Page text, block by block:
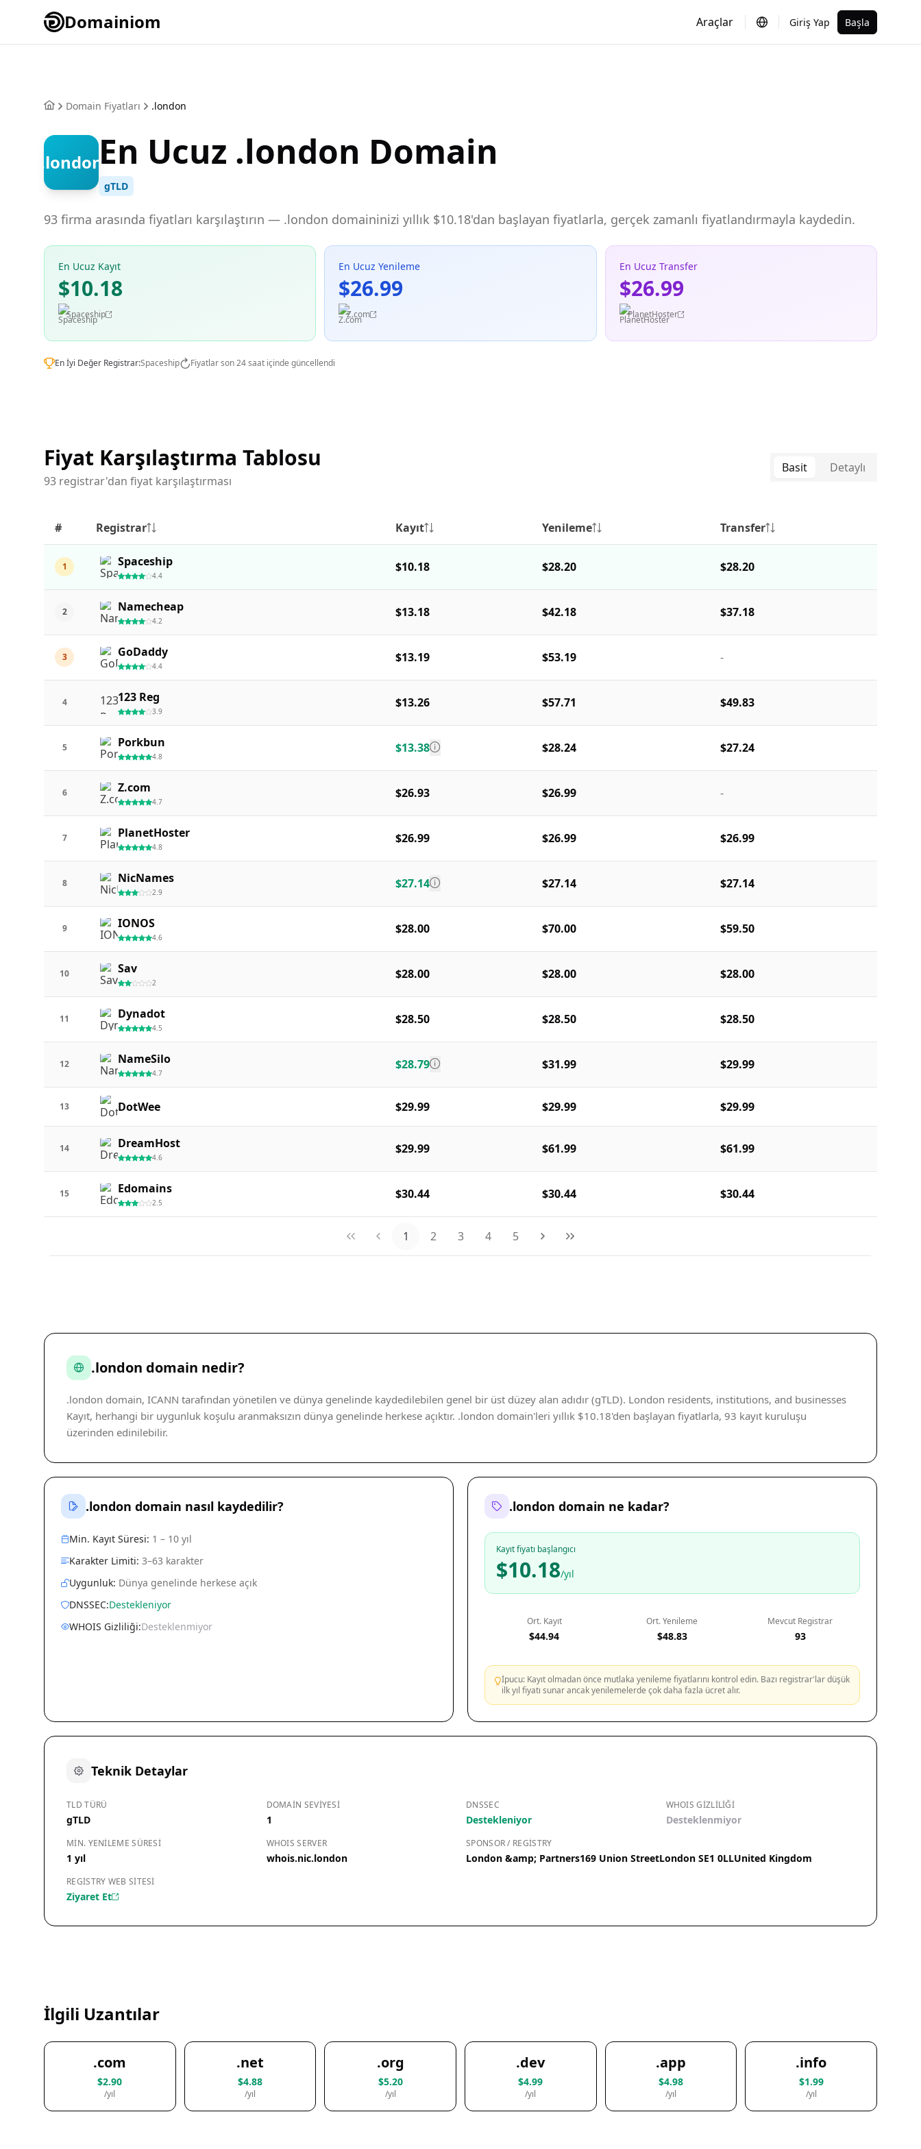
Domainiom Araçlar Giriş Yap Başla
Domain Fiyatları .london
.londonEn Ucuz .london Domain
gTLD
93 firma arasında fiyatları karşılaştırın — .london domaininizi yıllık $10.18'dan başlayan fiyatlarla, gerçek zamanlı fiyatlandırmayla kaydedin.
En Ucuz Kayıt
$10.18
Spaceship
En Ucuz Yenileme
$26.99
Z.com
En Ucuz Transfer
$26.99
PlanetHoster
En İyi Değer Registrar:Spaceship Fiyatlar son 24 saat içinde güncellendi
Fiyat Karşılaştırma Tablosu
93 registrar'dan fiyat karşılaştırması
Basit Detaylı
# Registrar Kayıt Yenileme Transfer
1 Spaceship
4.4
$10.18 $28.20 $28.20
2 Namecheap
4.2
$13.18 $42.18 $37.18
3 GoDaddy
4.4
$13.19 $53.19 -
4 123 Reg
3.9
$13.26 $57.71 $49.83
5 Porkbun
4.8
$13.38 $28.24 $27.24
6 Z.com
4.7
$26.93 $26.99 -
7 PlanetHoster
4.8
$26.99 $26.99 $26.99
8 NicNames
2.9
$27.14 $27.14 $27.14
9 IONOS
4.6
$28.00 $70.00 $59.50
10 Sav
2
$28.00 $28.00 $28.00
11 Dynadot
4.5
$28.50 $28.50 $28.50
12 NameSilo
4.7
$28.79 $31.99 $29.99
13 DotWee $29.99 $29.99 $29.99
14 DreamHost
4.6
$29.99 $61.99 $61.99
15 Edomains
2.5
$30.44 $30.44 $30.44
1 2 3 4 5
.london domain nedir?
.london domain, ICANN tarafından yönetilen ve dünya genelinde kaydedilebilen genel bir üst düzey alan adıdır (gTLD). London residents, institutions, and businesses
Kayıt, herhangi bir uygunluk koşulu aranmaksızın dünya genelinde herkese açıktır. .london domain'leri yıllık $10.18'den başlayan fiyatlarla, 93 kayıt kuruluşu
üzerinden edinilebilir.
.london domain nasıl kaydedilir?
Min. Kayıt Süresi: 1 – 10 yıl
Karakter Limiti: 3–63 karakter
Uygunluk: Dünya genelinde herkese açık
DNSSEC:Destekleniyor
WHOIS Gizliliği:Desteklenmiyor
.london domain ne kadar?
Kayıt fiyatı başlangıcı
$10.18/yıl
Ort. Kayıt
$44.94
Ort. Yenileme
$48.83
Mevcut Registrar
93
İpucu: Kayıt olmadan önce mutlaka yenileme fiyatlarını kontrol edin. Bazı registrar'lar düşük
ilk yıl fiyatı sunar ancak yenilemelerde çok daha fazla ücret alır.
Teknik Detaylar
TLD TÜRÜ
gTLD
DOMAIN SEVIYESI
1
DNSSEC
Destekleniyor
WHOIS GIZLILIĞI
Desteklenmiyor
MIN. YENILEME SÜRESI
1 yıl
WHOIS SERVER
whois.nic.london
SPONSOR / REGISTRY
London &amp; Partners169 Union StreetLondon SE1 0LLUnited Kingdom
REGISTRY WEB SITESI
Ziyaret Et
İlgili Uzantılar
.com
$2.90
/yıl
.net
$4.88
/yıl
.org
$5.20
/yıl
.dev
$4.99
/yıl
.app
$4.98
/yıl
.info
$1.99
/yıl